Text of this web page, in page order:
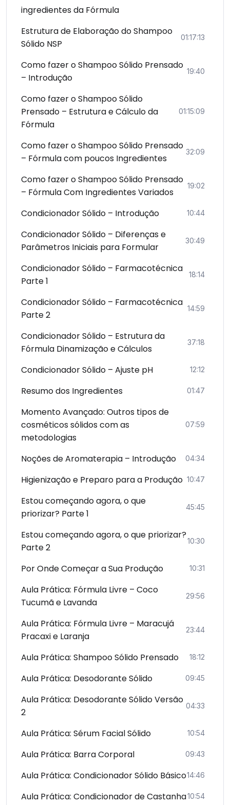
ingredientes da Fórmula
Estrutura de Elaboração do Shampoo
Sólido NSP
01:17:13
Como fazer o Shampoo Sólido Prensado
– Introdução
19:40
Como fazer o Shampoo Sólido
Prensado – Estrutura e Cálculo da
Fórmula
01:15:09
Como fazer o Shampoo Sólido Prensado
– Fórmula com poucos Ingredientes
32:09
Como fazer o Shampoo Sólido Prensado
– Fórmula Com Ingredientes Variados
19:02
Condicionador Sólido – Introdução 10:44
Condicionador Sólido – Diferenças e
Parâmetros Iniciais para Formular
30:49
Condicionador Sólido – Farmacotécnica
Parte 1
18:14
Condicionador Sólido – Farmacotécnica
Parte 2
14:59
Condicionador Sólido – Estrutura da
Fórmula Dinamização e Cálculos
37:18
Condicionador Sólido – Ajuste pH 12:12
Resumo dos Ingredientes 01:47
Momento Avançado: Outros tipos de
cosméticos sólidos com as
metodologias
07:59
Noções de Aromaterapia – Introdução 04:34
Higienização e Preparo para a Produção 10:47
Estou começando agora, o que
priorizar? Parte 1
45:45
Estou começando agora, o que priorizar?
Parte 2
10:30
Por Onde Começar a Sua Produção 10:31
Aula Prática: Fórmula Livre – Coco
Tucumã e Lavanda
29:56
Aula Prática: Fórmula Livre – Maracujá
Pracaxi e Laranja
23:44
Aula Prática: Shampoo Sólido Prensado 18:12
Aula Prática: Desodorante Sólido 09:45
Aula Prática: Desodorante Sólido Versão
2
04:33
Aula Prática: Sérum Facial Sólido 10:54
Aula Prática: Barra Corporal 09:43
Aula Prática: Condicionador Sólido Básico14:46
Aula Prática: Condicionador de Castanha10:54